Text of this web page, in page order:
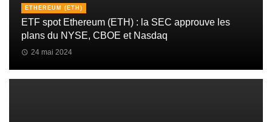
ETHEREUM (ETH)
ETF spot Ethereum (ETH) : la SEC approuve les
plans du NYSE, CBOE et Nasdaq
24 mai 2024